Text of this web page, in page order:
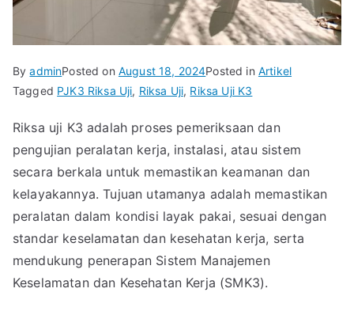
ByadminPosted on August 18, 2024Posted in Artikel
Tagged PJK3 Riksa Uji, Riksa Uji, Riksa Uji K3
Riksa uji K3 adalah proses pemeriksaan dan
pengujian peralatan kerja, instalasi, atau sistem
secara berkala untuk memastikan keamanan dan
kelayakannya. Tujuan utamanya adalah memastikan
peralatan dalam kondisi layak pakai, sesuai dengan
standar keselamatan dan kesehatan kerja, serta
mendukung penerapan Sistem Manajemen
Keselamatan dan Kesehatan Kerja (SMK3).